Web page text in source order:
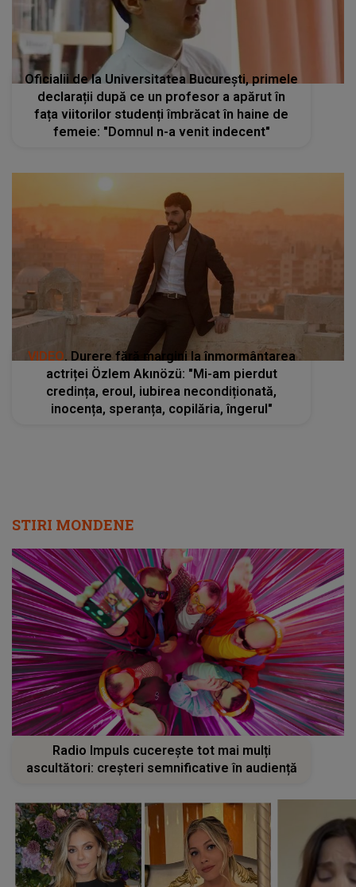
Oficialii de la Universitatea București, primele
declarații după ce un profesor a apărut în
fața viitorilor studenți îmbrăcat în haine de
femeie: "Domnul n-a venit indecent"
VIDEO. Durere fără margini la înmormântarea
actriței Özlem Akınözü: "Mi-am pierdut
credința, eroul, iubirea necondiționată,
inocența, speranța, copilăria, îngerul"
STIRI MONDENE
Radio Impuls cucerește tot mai mulți
ascultători: creșteri semnificative în audiență